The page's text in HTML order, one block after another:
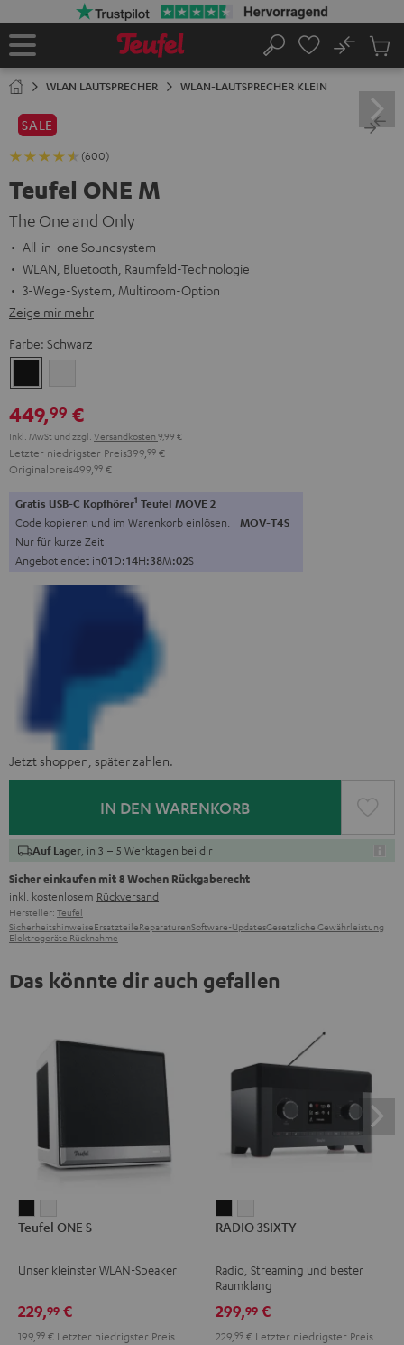
Startseite
Suche
No
WLAN LAUTSPRECHER WLAN-LAUTSPRECHER KLEIN
SALE
(600)
Teufel ONE M
The One and Only
All-in-one Soundsystem
WLAN, Bluetooth, Raumfeld-Technologie
3-Wege-System, Multiroom-Option
Zeige mir mehr
Farbe: Schwarz
449,99 €
Inkl. MwSt und zzgl. Versandkosten 9,99 €
Letzter niedrigster Preis399, 99 €
Originalpreis499, 99 €
Gratis USB-C Kopfhörer1 Teufel MOVE 2
Code kopieren und im Warenkorb einlösen. MOV-T4S
Nur für kurze Zeit
Angebot endet in01D:14H:38M:01S
Jetzt shoppen, später zahlen.
IN DEN WARENKORB
Auf Lager , in 3 – 5 Werktagen bei dir
Sicher einkaufen mit 8 Wochen Rückgaberecht
inkl. kostenlosem Rückversand
Hersteller: Teufel
SicherheitshinweiseErsatzteileReparaturenSoftware-UpdatesGesetzliche Gewährleistung
Elektrogeräte Rücknahme
Das könnte dir auch gefallen
ONE
Schwarz
ONE
Weiß
Teufel ONE S
Unser kleinster WLAN-Speaker
229,99 €
199, 99 € Letzter niedrigster Preis
3SIXTY3SIXTY
RADIO 3SIXTY
Radio, Streaming und bester
Raumklang
299,99 €
229, 99 € Letzter niedrigster Preis